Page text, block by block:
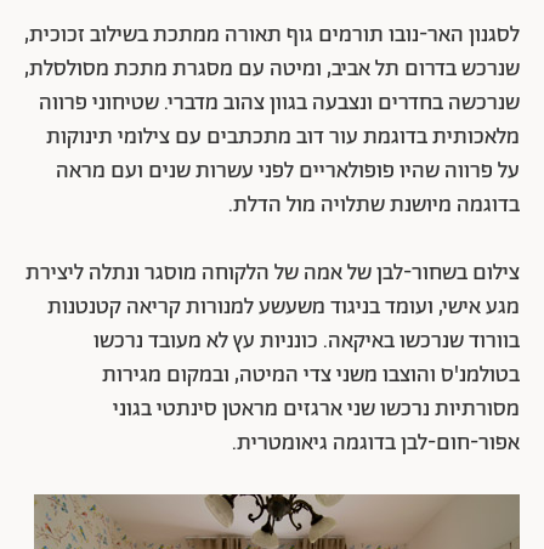
לסגנון האר-נובו תורמים גוף תאורה ממתכת בשילוב זכוכית,
שנרכש בדרום תל אביב, ומיטה עם מסגרת מתכת מסולסלת,
שנרכשה בחדרים ונצבעה בגוון צהוב מדברי. שטיחוני פרווה
מלאכותית בדוגמת עור דוב מתכתבים עם צילומי תינוקות
על פרווה שהיו פופולאריים לפני עשרות שנים ועם מראה
בדוגמה מיושנת שתלויה מול הדלת.
צילום בשחור-לבן של אמה של הלקוחה מוסגר ונתלה ליצירת
מגע אישי, ועומד בניגוד משעשע למנורות קריאה קטנטנות
בוורוד שנרכשו באיקאה. כונניות עץ לא מעובד נרכשו
בטולמנ'ס והוצבו משני צדי המיטה, ובמקום מגירות
מסורתיות נרכשו שני ארגזים מראטן סינתטי בגוני
אפור-חום-לבן בדוגמה גיאומטרית.